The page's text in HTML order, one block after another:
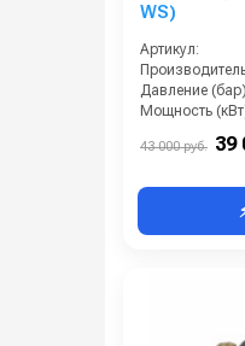
WS)
Артикул:
Давление
Мощность
43 000 руб. 39